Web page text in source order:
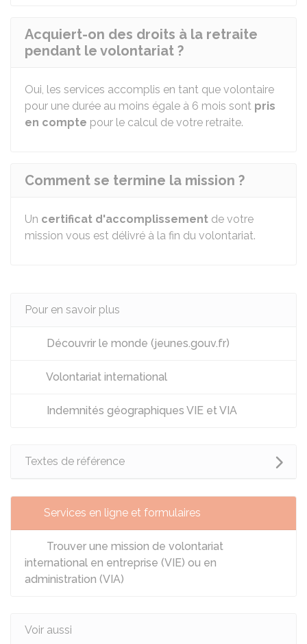
Acquiert-on des droits à la retraite
pendant le volontariat ?
Oui, les services accomplis en tant que volontaire
pour une durée au moins égale à 6 mois sont pris
en compte pour le calcul de votre retraite.
Comment se termine la mission ?
Un certificat d'accomplissement de votre
mission vous est délivré à la fin du volontariat.
Pour en savoir plus
Découvrir le monde (jeunes.gouv.fr)
Volontariat international
Indemnités géographiques VIE et VIA
Textes de référence
Services en ligne et formulaires
Trouver une mission de volontariat
international en entreprise (VIE) ou en
administration (VIA)
Voir aussi